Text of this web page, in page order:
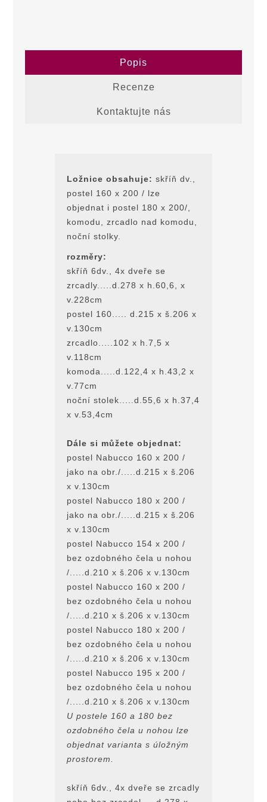
Popis
Recenze
Kontaktujte nás
Ložnice obsahuje: skříň dv.,
postel 160 x 200 / lze
objednat i postel 180 x 200/,
komodu, zrcadlo nad komodu,
noční stolky.
rozměry:
skříň 6dv., 4x dveře se
zrcadly.....d.278 x h.60,6, x
v.228cm
postel 160..... d.215 x š.206 x
v.130cm
zrcadlo.....102 x h.7,5 x
v.118cm
komoda.....d.122,4 x h.43,2 x
v.77cm
noční stolek.....d.55,6 x h.37,4
x v.53,4cm
Dále si můžete objednat:
postel Nabucco 160 x 200 /
jako na obr./.....d.215 x š.206
x v.130cm
postel Nabucco 180 x 200 /
jako na obr./.....d.215 x š.206
x v.130cm
postel Nabucco 154 x 200 /
bez ozdobného čela u nohou
/.....d.210 x š.206 x v.130cm
postel Nabucco 160 x 200 /
bez ozdobného čela u nohou
/.....d.210 x š.206 x v.130cm
postel Nabucco 180 x 200 /
bez ozdobného čela u nohou
/.....d.210 x š.206 x v.130cm
postel Nabucco 195 x 200 /
bez ozdobného čela u nohou
/.....d.210 x š.206 x v.130cm
U postele 160 a 180 bez
ozdobného čela u nohou lze
objednat varianta s úložným
prostorem.
skříň 6dv., 4x dveře se zrcadly